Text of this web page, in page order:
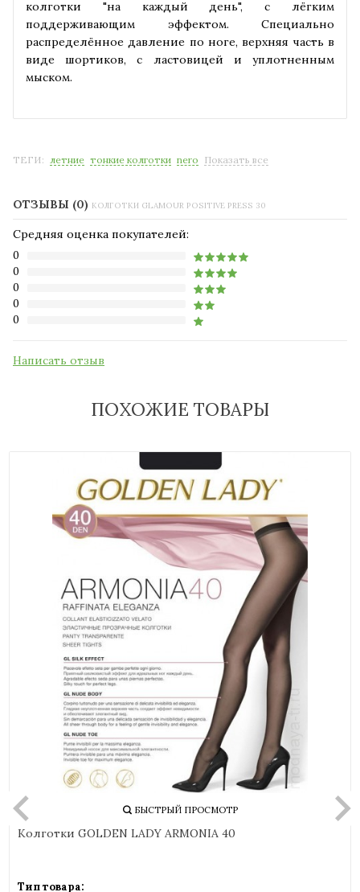
колготки "на каждый день", с лёгким
поддерживающим эффектом. Специально
распределённое давление по ноге, верхняя часть в
виде шортиков, с ластовицей и уплотненным
мыском.
ТЕГИ: летние тонкие колготки nero Показать все
ОТЗЫВЫ (0) КОЛГОТКИ GLAMOUR POSITIVE PRESS 30
Средняя оценка покупателей:
0
0
0
0
0
Написать отзыв
ПОХОЖИЕ ТОВАРЫ
БЫСТРЫЙ ПРОСМОТР
Колготки GOLDEN LADY ARMONIA 40
Тип товара: